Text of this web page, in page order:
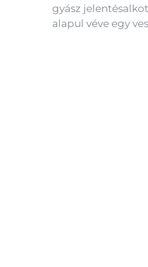
gyász
alapul véve egy